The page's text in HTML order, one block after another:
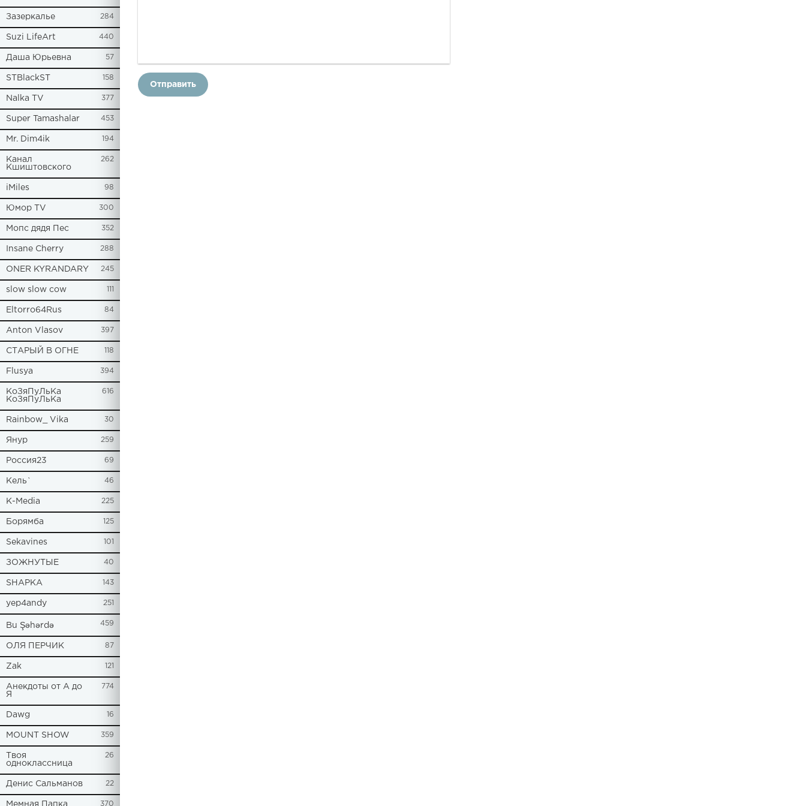
Зазеркалье 284
Suzi LifeArt 440
Даша Юрьевна 57
STBlackST 158
Nalka TV 377
Super Tamashalar 453
Mr. Dim4ik 194
Канал
Кшиштовского
262
iMiles 98
Юмор TV 300
Мопс дядя Пес 352
Insane Cherry 288
ONER KYRANDARY 245
slow slow cow 111
Eltorro64Rus 84
Anton Vlasov 397
СТАРЫЙ В ОГНЕ 118
Flusya 394
КоЗяПуЛьКа
КоЗяПуЛьКа
616
Rainbow_ Vika 30
Янур 259
Россия23 69
Кель` 46
К-Media 225
Борямба 125
Sekavines 101
ЗОЖНУТЫЕ 40
SHAPKA 143
yep4andy 251
Bu Şəhərdə 459
ОЛЯ ПЕРЧИК 87
Zak 121
Анекдоты от А до
Я
774
Dawg 16
MOUNT SHOW 359
Твоя
одноклассница
26
Денис Сальманов 22
Мемная Папка 370
Отправить